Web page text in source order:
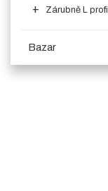
Zárubně L profil
Bazar